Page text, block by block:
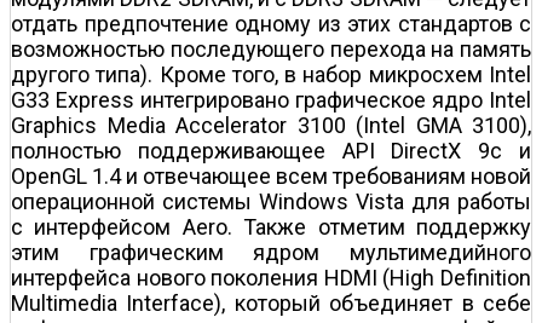
отдать предпочтение одному из этих стандартов с
возможностью последующего перехода на память
другого типа). Кроме того, в набор микросхем Intel
G33 Express интегрировано графическое ядро Intel
Graphics Media Accelerator 3100 (Intel GMA 3100),
полностью поддерживающее API DirectX 9с и
OpenGL 1.4 и отвечающее всем требованиям новой
операционной системы Windows Vista для работы
с интерфейсом Aero. Также отметим поддержку
этим графическим ядром мультимедийного
интерфейса нового поколения HDMI (High Definition
Multimedia Interface), который объединяет в себе